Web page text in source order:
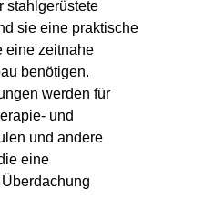
stahlgerüstete
sie eine praktische
eine zeitnahe
benötigen.
werden für
und
und andere
eine